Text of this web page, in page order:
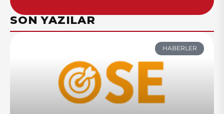
SON YAZILAR
HABERLER